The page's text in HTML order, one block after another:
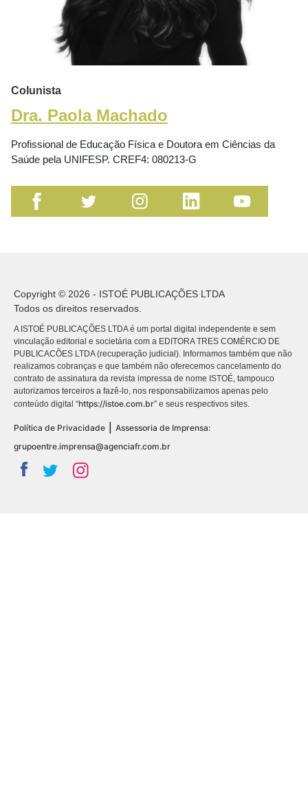
Colunista
Dra. Paola Machado
Profissional de Educação Física e Doutora em Ciências da
Saúde pela UNIFESP. CREF4: 080213-G
Copyright © 2026 - ISTOÉ PUBLICAÇÕES LTDA
Todos os direitos reservados.
A ISTOÉ PUBLICAÇÕES LTDA é um portal digital independente e sem
vinculação editorial e societária com a EDITORA TRES COMÉRCIO DE
PUBLICACÕES LTDA (recuperação judicial). Informamos também que não
realizamos cobranças e que também não oferecemos cancelamento do
contrato de assinatura da revista impressa de nome ISTOÉ, tampouco
autorizamos terceiros a fazê-lo, nos responsabilizamos apenas pelo
conteúdo digital “https://istoe.com.br” e seus respectivos sites.
Política de Privacidade | Assessoria de Imprensa:
grupoentre.imprensa@agenciafr.com.br